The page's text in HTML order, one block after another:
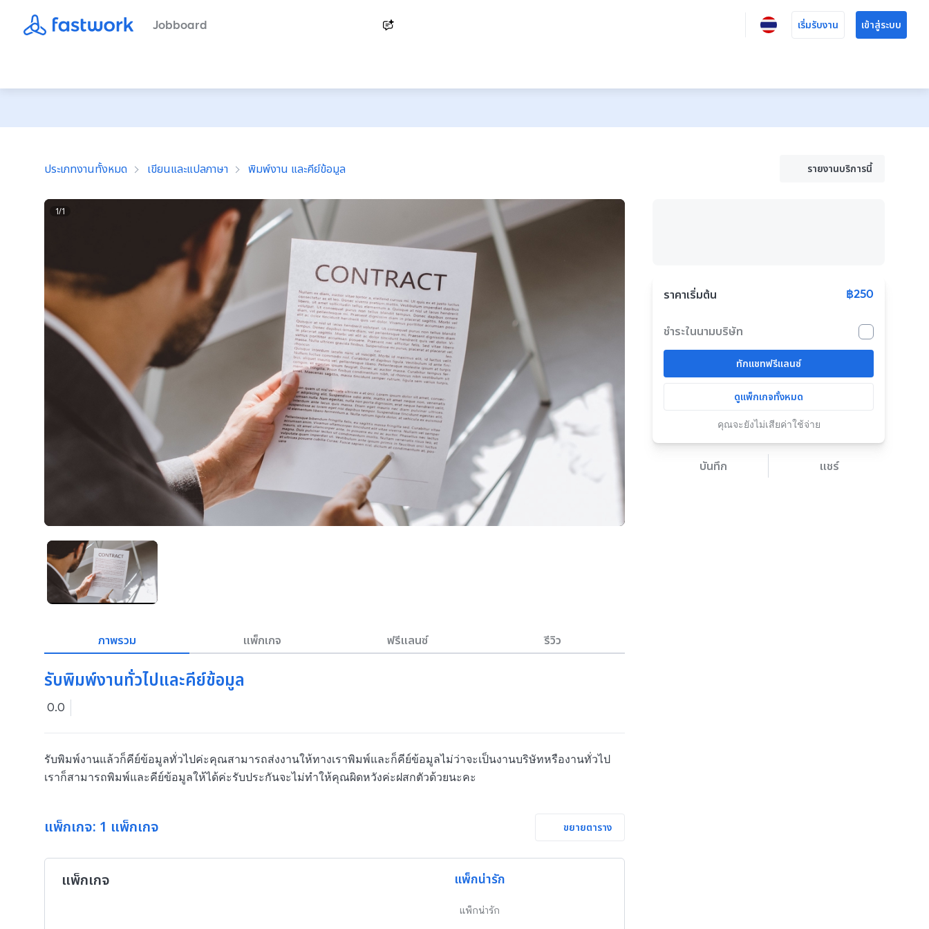
Jobboard เริ่มรับงาน เข้าสู่ระบบ
ประเภทงานทั้งหมด เขียนและแปลภาษา พิมพ์งาน และคีย์ข้อมูล รายงานบริการนี้
1/1
ภาพรวม แพ็กเกจ ฟรีแลนซ์ รีวิว
รับพิมพ์งานทั่วไปและคีย์ข้อมูล
0.0
รับพิมพ์งานแล้วก็คีย์ข้อมูลทั่วไปค่ะคุณสามารถส่งงานให้ทางเราพิมพ์และก็คีย์ข้อมูลไม่ว่าจะเป็นงานบริษัทหรืองานทั่วไป
เราก็สามารถพิมพ์และคีย์ข้อมูลให้ได้ค่ะรับประกันจะไม่ทำให้คุณผิดหวังค่ะฝสกตัวด้วยนะคะ
แพ็กเกจ: 1 แพ็กเกจ ขยายตาราง
แพ็กเกจ แพ็กน่ารัก
แพ็กน่ารัก
ราคาเริ่มต้น ฿250
ชำระในนามบริษัท
ทักแชทฟรีแลนซ์
ดูแพ็กเกจทั้งหมด
คุณจะยังไม่เสียค่าใช้จ่าย
บันทึก แชร์